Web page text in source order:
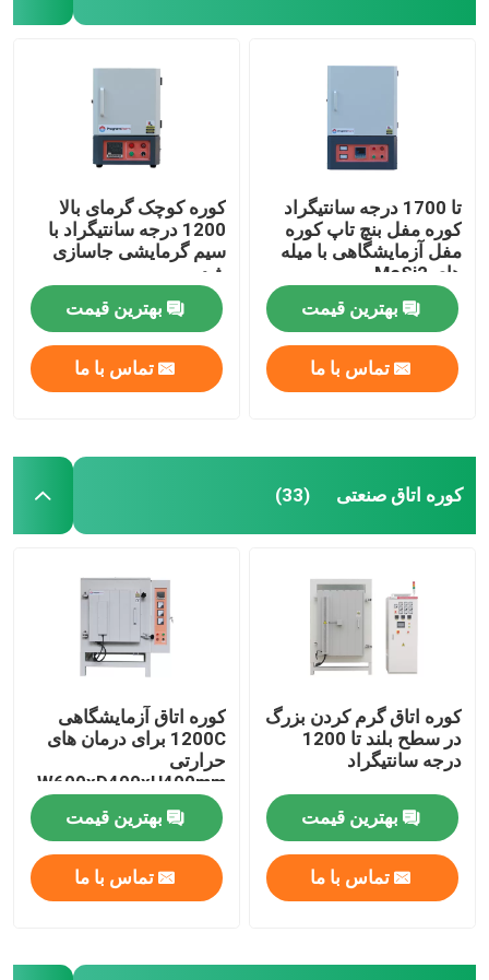
تا 1700 درجه سانتیگراد
کوره مفل بنچ تاپ کوره
مفل آزمایشگاهی با میله
های MoSi2
بهترین قیمت
تماس با ما
کوره کوچک گرمای بالا
1200 درجه سانتیگراد با
سیم گرمایشی جاسازی
شده
بهترین قیمت
تماس با ما
کوره اتاق صنعتی (33)
کوره اتاق گرم کردن بزرگ
در سطح بلند تا 1200
درجه سانتیگراد
بهترین قیمت
تماس با ما
کوره اتاق آزمایشگاهی
1200C برای درمان های
حرارتی
W600xD400xH400mm
بهترین قیمت
تماس با ما